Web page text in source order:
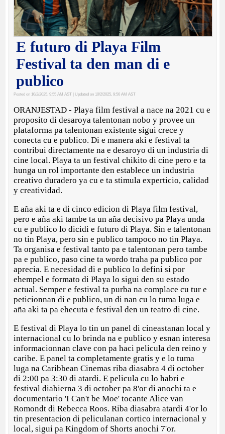
E futuro di Playa Film
Festival ta den man di e
publico
Posted on 10/2/2025, 9:55 AM AST | Updated on 10/2/2025, 9:56 AM AST
ORANJESTAD - Playa film festival a nace na 2021 cu e
proposito di desaroya talentonan nobo y provee un
plataforma pa talentonan existente sigui crece y
conecta cu e publico. Di e manera aki e festival ta
contribui directamente na e desaroyo di un industria di
cine local. Playa ta un festival chikito di cine pero e ta
hunga un rol importante den establece un industria
creativo duradero ya cu e ta stimula experticio, calidad
y creatividad.
E aña aki ta e di cinco edicion di Playa film festival,
pero e aña aki tambe ta un aña decisivo pa Playa unda
cu e publico lo dicidi e futuro di Playa. Sin e talentonan
no tin Playa, pero sin e publico tampoco no tin Playa.
Ta organisa e festival tanto pa e talentonan pero tambe
pa e publico, paso cine ta wordo traha pa publico por
aprecia. E necesidad di e publico lo defini si por
ehempel e formato di Playa lo sigui den su estado
actual. Semper e festival ta purba na complace cu tur e
peticionnan di e publico, un di nan cu lo tuma luga e
aña aki ta pa ehecuta e festival den un teatro di cine.
E festival di Playa lo tin un panel di cineastanan local y
internacional cu lo brinda na e publico y esnan interesa
informacionnan clave con pa haci pelicula den reino y
caribe. E panel ta completamente gratis y e lo tuma
luga na Caribbean Cinemas riba diasabra 4 di october
di 2:00 pa 3:30 di atardi. E pelicula cu lo habri e
festival diabierna 3 di october pa 8'or di anochi ta e
documentario 'I Can't be Moe' tocante Alice van
Romondt di Rebecca Roos. Riba diasabra atardi 4'or lo
tin presentacion di peliculanan cortico internacional y
local, sigui pa Kingdom of Shorts anochi 7'or.